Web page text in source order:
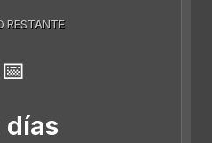
RESTANTE
📅
días